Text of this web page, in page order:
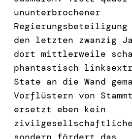
ununterbrochener
Regierungsbeteiligung
den letzten zwanzig
dort mittlerweile
phantastisch
State an die Wand
Vorflüstern von
ersetzt eben kein
zivilgesellschaftliches